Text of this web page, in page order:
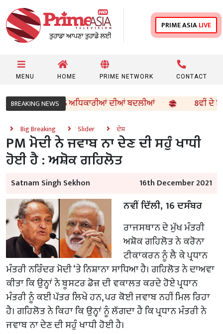
PRIME ASIALIVE
MENU HOME PRIME NETWORK CONTACT
BREAKING NEWS
IAS ਤੇ PCS ਅਧਿਕਾਰੀਆਂ ਦੀਆਂ ਬਦਲੀਆਂ 8ਵੀਂ ਦੇ
Big Breaking Slider ਦੇਸ਼
PM ਮੋਦੀ ਨੇ ਜਵਾਬ ਨਾ ਦੇਣ ਦੀ ਸਹੁੰ ਖਾਧੀ
ਹੋਈ ਹੈ : ਅਸ਼ੋਕ ਗਹਿਲੋਤ
Satnam Singh Sekhon 16th December 2021
ਨਵੀਂ ਦਿੱਲੀ, 16 ਦਸੰਬਰ
ਰਾਜਸਥਾਨ ਦੇ ਮੁੱਖ ਮੰਤਰੀ
ਅਸ਼ੋਕ ਗਹਿਲੋਤ ਨੇ ਕਰੋਨਾ
ਟੀਕਾਕਰਨ ਨੂੰ ਲੈ ਕੇ ਪ੍ਰਧਾਨ
ਮੰਤਰੀ ਨਰਿੰਦਰ ਮੋਦੀ ‘ਤੇ ਨਿਸ਼ਾਨਾ ਸਾਧਿਆ ਹੈ। ਗਹਿਲੋਤ ਨੇ ਦਾਅਵਾ
ਕੀਤਾ ਕਿ ਉਨ੍ਹਾਂ ਨੇ ਬੂਸਟਰ ਡੋਜ਼ ਦੀ ਵਕਾਲਤ ਕਰਦੇ ਹੋਏ ਪ੍ਰਧਾਨ
ਮੰਤਰੀ ਨੂੰ ਕਈ ਪੱਤਰ ਲਿਖੇ ਹਨ, ਪਰ ਕੋਈ ਜਵਾਬ ਨਹੀਂ ਮਿਲ ਰਿਹਾ
ਹੈ। ਗਹਿਲੋਤ ਨੇ ਕਿਹਾ ਕਿ ਉਨ੍ਹਾਂ ਨੂੰ ਲੱਗਦਾ ਹੈ ਕਿ ਪ੍ਰਧਾਨ ਮੰਤਰੀ ਨੇ
ਜਵਾਬ ਨਾ ਦੇਣ ਦੀ ਸਹੁੰ ਖਾਧੀ ਹੋਈ ਹੈ।